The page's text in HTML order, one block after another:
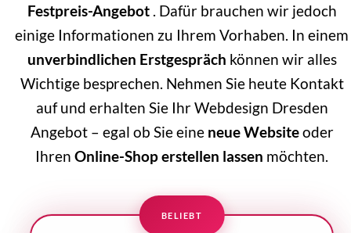
Festpreis-Angebot. Dafür brauchen wir jedoch
einige Informationen zu Ihrem Vorhaben. In einem
unverbindlichen Erstgespräch können wir alles
Wichtige besprechen. Nehmen Sie heute Kontakt
auf und erhalten Sie Ihr Webdesign Dresden
Angebot – egal ob Sie eine neue Websiteoder
Ihren Online-Shop erstellen lassen möchten.
BELIEBT